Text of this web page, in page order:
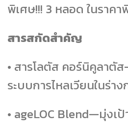
พิเศษ!!! 3 หลอด ในราคา
สารสกัดสำคัญ
• สารโลตัส คอร์นิคูลาตั
ระบบการไหลเวียนในร่าง
• ageLOC Blend—มุ่ง